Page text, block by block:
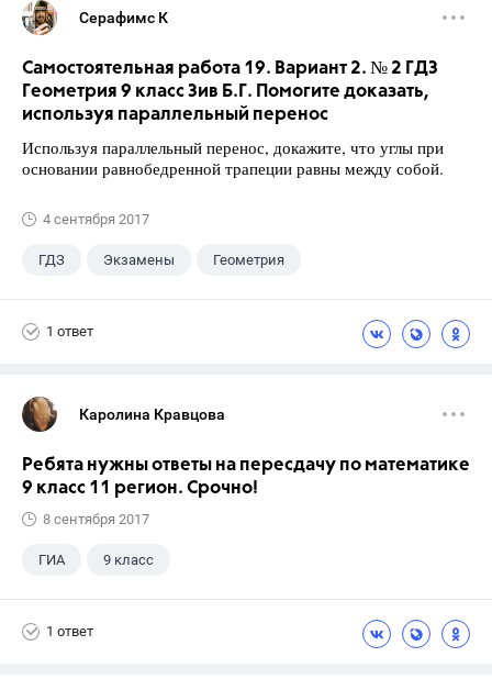
Серафимс К
Самостоятельная работа 19. Вариант 2. № 2 ГДЗ
Геометрия 9 класс Зив Б.Г. Помогите доказать,
используя параллельный перенос
Используя параллельный перенос, докажите, что углы при
основании равнобедренной трапеции равны между собой.
4 сентября 2017
ГДЗ Экзамены Геометрия
1 ответ
Каролина Кравцова
Ребята нужны ответы на пересдачу по математике
9 класс 11 регион. Срочно!
8 сентября 2017
ГИА 9 класс
1 ответ